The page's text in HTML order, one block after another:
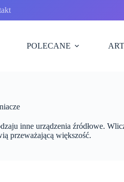
POLECANE
inne urządzenia źródłowe.
przeważającą większość.